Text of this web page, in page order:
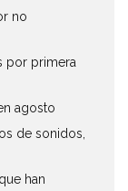
no
por primera
agosto
de sonidos,
han